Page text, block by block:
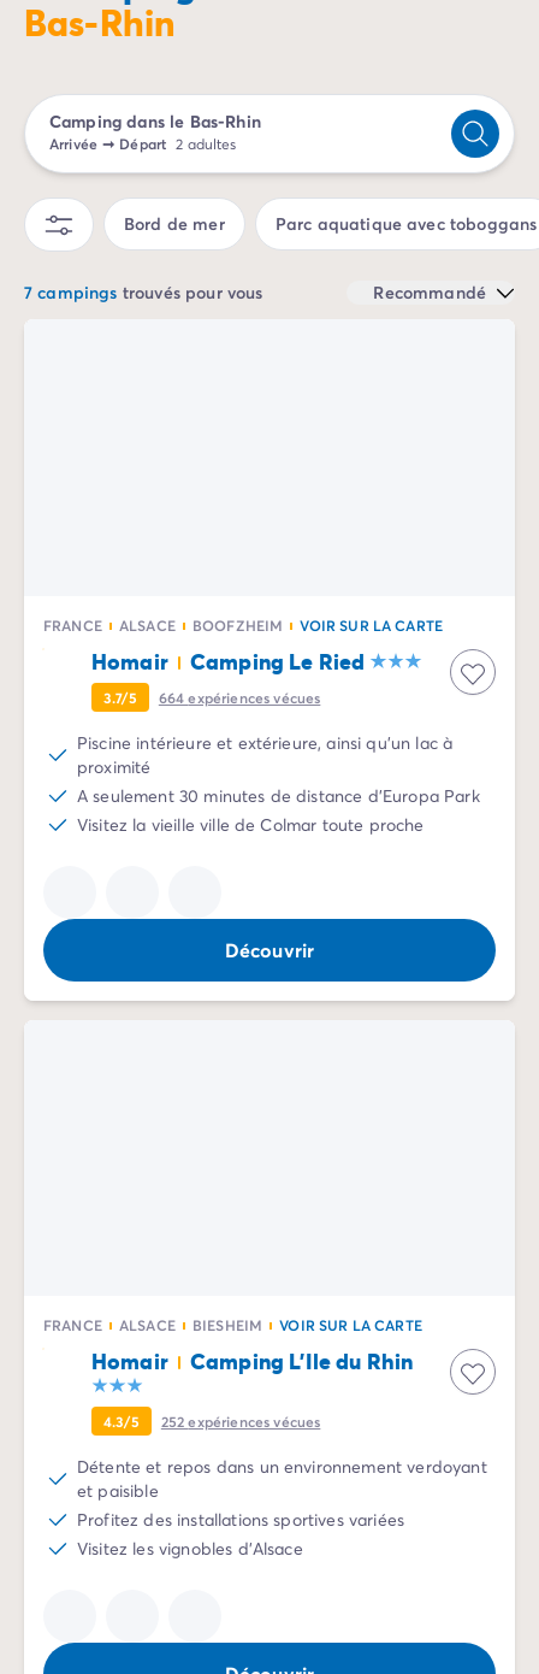
Camping Marseillan-Plage
Camping Valras-Plage
Camping Vendres-Plage
Camping Vias-Plage
Camping Pyrénées-Orientales
Camping Argelès-sur-Mer
Camping Canet-en-Roussillon
Camping Le Barcarès
Camping Basse-Normandie
Camping Calvados
Camping Manche
Camping Haute-Normandie
Camping Pays de la Loire
Camping Loire-Atlantique
Camping Guerande
Camping Le-Croisic
Camping La-Tranche-sur-Mer
Camping Les Sables d'Olonne
Camping Saint-Gilles-Croix-de-Vie
Camping Saint-Hilaire-De-Riez
Camping Nice
Camping Bouches du Rhône
Camping Cassis
Camping Marseille
Camping Var
Camping Fréjus
Camping Hyères les Palmiers
Camping Lavandou
Camping Port Grimaud
Camping Vaucluse
Camping Avignon
Bas-Rhin
Camping dans le Bas-Rhin
Arrivée ➞ Départ 2 adultes
Bord de mer Parc aquatique avec toboggans
7 campings trouvés pour vous Recommandé
FRANCE ALSACE BOOFZHEIM VOIR SUR LA CARTE
Homair Camping Le Ried
3.7/5 664expériences vécues
Piscine intérieure et extérieure, ainsi qu'un lac à
proximité
A seulement 30 minutes de distance d'Europa Park
Visitez la vieille ville de Colmar toute proche
Découvrir
FRANCE ALSACE BIESHEIM VOIR SUR LA CARTE
Homair Camping L'Ile du Rhin
4.3/5 252expériences vécues
Détente et repos dans un environnement verdoyant
et paisible
Profitez des installations sportives variées
Visitez les vignobles d'Alsace